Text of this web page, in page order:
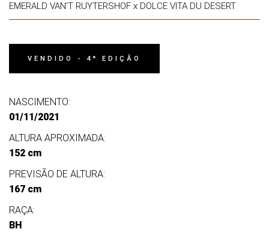
EMERALD VAN'T RUYTERSHOF x DOLCE VITA DU DESERT
VENDIDO - 4ª EDIÇÃO
NASCIMENTO:
01/11/2021
ALTURA APROXIMADA:
152 cm
PREVISÃO DE ALTURA:
167 cm
RAÇA:
BH